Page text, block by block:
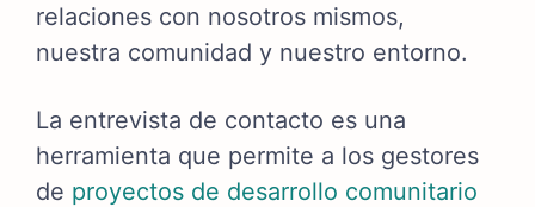
relaciones con nosotros mismos,
nuestra comunidad y nuestro entorno.
La entrevista de contacto es una
herramienta que permite a los gestores
de proyectos de desarrollo comunitario